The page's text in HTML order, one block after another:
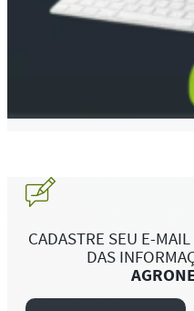
CADASTRE SEU E-
DAS